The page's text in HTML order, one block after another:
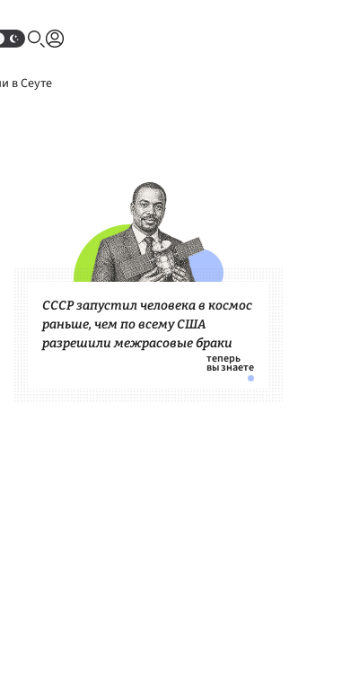
в Сеуте
СССР запустил человека в космос
раньше, чем по всему США
разрешили межрасовые браки